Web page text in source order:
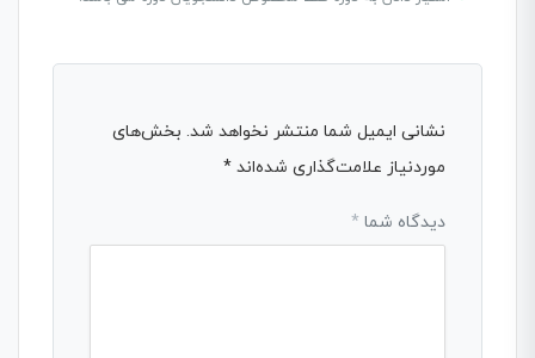
نشانی ایمیل شما منتشر نخواهد شد. بخش‌های
موردنیاز علامت‌گذاری شده‌اند *
دیدگاه شما *